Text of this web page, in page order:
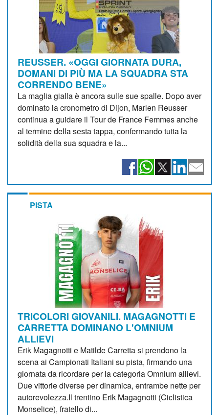
REUSSER. «OGGI GIORNATA DURA,
DOMANI DI PIÙ MA LA SQUADRA STA
CORRENDO BENE»
La maglia gialla è ancora sulle sue spalle. Dopo aver
dominato la cronometro di Dijon, Marlen Reusser
continua a guidare il Tour de France Femmes anche
al termine della sesta tappa, confermando tutta la
solidità della sua squadra e la...
PISTA
TRICOLORI GIOVANILI. MAGAGNOTTI E
CARRETTA DOMINANO L'OMNIUM
ALLIEVI
Erik Magagnotti e Matilde Carretta si prendono la
scena ai Campionati Italiani su pista, firmando una
giornata da ricordare per la categoria Omnium allievi.
Due vittorie diverse per dinamica, entrambe nette per
autorevolezza.Il trentino Erik Magagnotti (Ciclistica
Monselice), fratello di...